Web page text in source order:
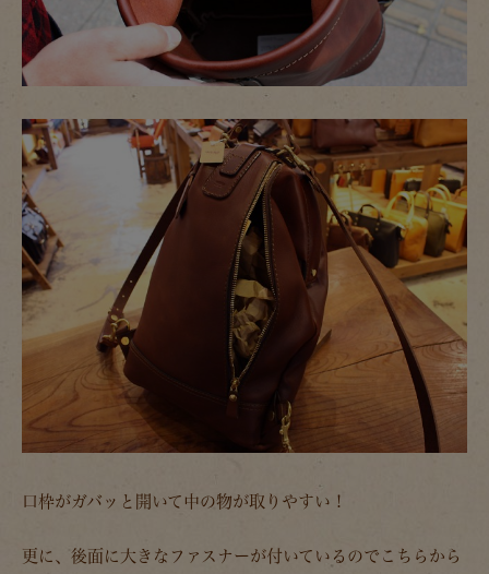
口枠がガバッと開いて中の物が取りやすい！
更に、後面に大きなファスナーが付いているのでこちらから